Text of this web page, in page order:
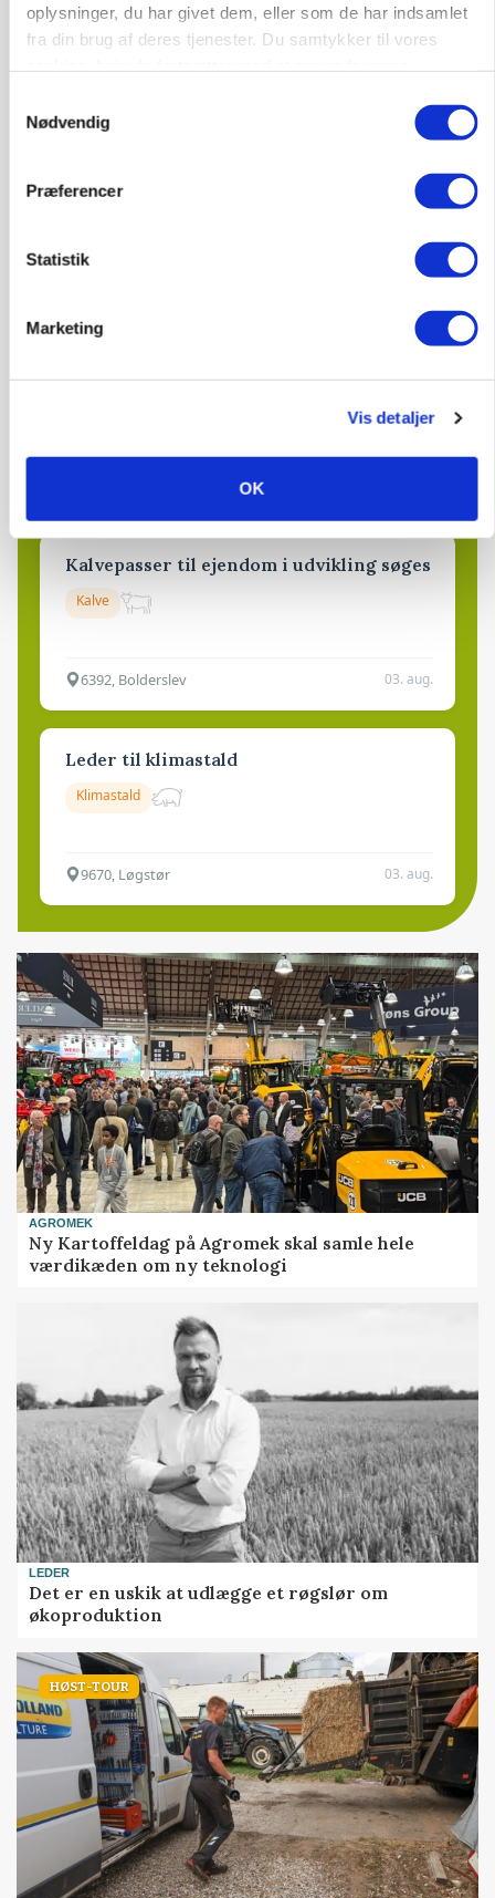
oplysninger, du har givet dem, eller som de har indsamlet
fra din brug af deres tjenester. Du samtykker til vores
Nødvendig
Præferencer
Statistik
Marketing
Vis detaljer
OK
Anlæg Kloak
Maskinstation
Kalvepasser til ejendom i udvikling søges
Kalve
6392, Bolderslev 03. aug.
Leder til klimastald
Klimastald
9670, Løgstør 03. aug.
AGROMEK
Ny Kartoffeldag på Agromek skal samle hele
værdikæden om ny teknologi
LEDER
Det er en uskik at udlægge et røgslør om
økoproduktion
HØST-TOUR